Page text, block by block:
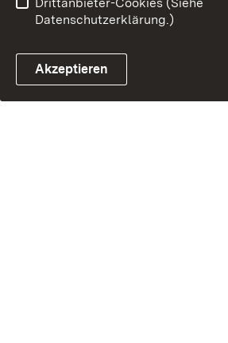
Datenschutzerklärung.)
Akzeptieren